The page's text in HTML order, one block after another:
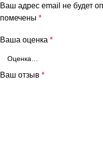
Ваш адрес email не будет
помечены *
Ваша оценка *
Ваш отзыв *